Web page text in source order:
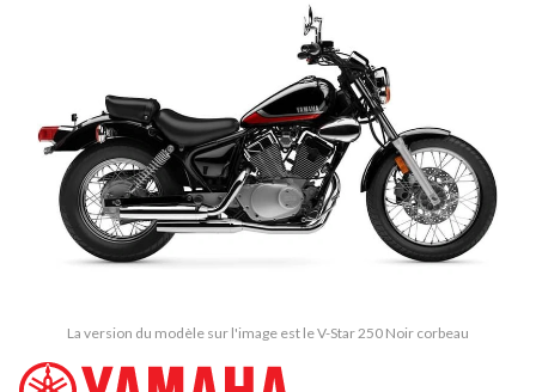
La version du modèle sur l'image est le V-Star 250 Noir corbeau